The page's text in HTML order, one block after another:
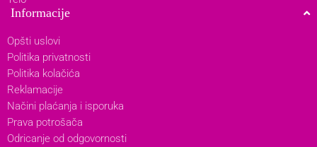
Informacije
Opšti uslovi
Politika privatnosti
Politika kolačića
Reklamacije
Načini plaćanja i isporuka
Prava potrošača
Odricanje od odgovornosti